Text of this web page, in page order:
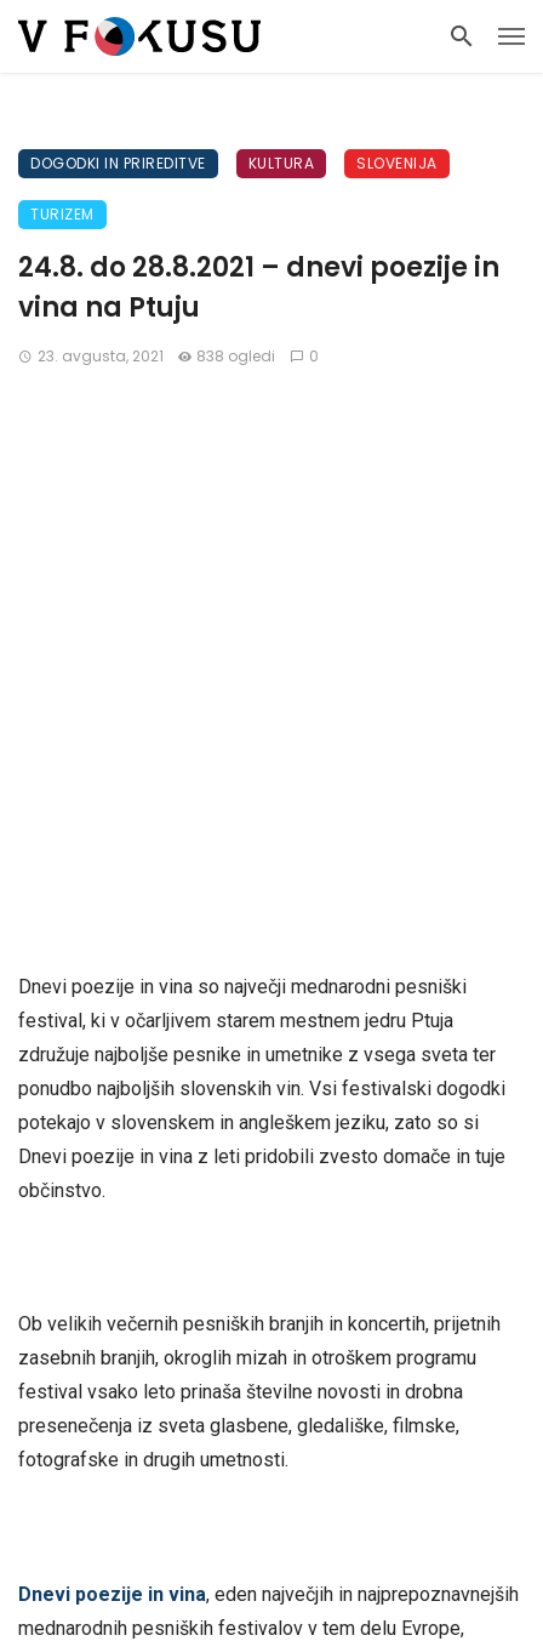
DOGODKI IN PRIREDITVE KULTURA SLOVENIJA
TURIZEM
24.8. do 28.8.2021 – dnevi poezije in
vina na Ptuju
23. avgusta, 2021 838 ogledi 0
Dnevi poezije in vina so največji mednarodni pesniški
festival, ki v očarljivem starem mestnem jedru Ptuja
združuje najboljše pesnike in umetnike z vsega sveta ter
ponudbo najboljših slovenskih vin. Vsi festivalski dogodki
potekajo v slovenskem in angleškem jeziku, zato so si
Dnevi poezije in vina z leti pridobili zvesto domače in tuje
občinstvo.
Ob velikih večernih pesniških branjih in koncertih, prijetnih
zasebnih branjih, okroglih mizah in otroškem programu
festival vsako leto prinaša številne novosti in drobna
presenečenja iz sveta glasbene, gledališke, filmske,
fotografske in drugih umetnosti.
Dnevi poezije in vina, eden največjih in najprepoznavnejših
mednarodnih pesniških festivalov v tem delu Evrope,